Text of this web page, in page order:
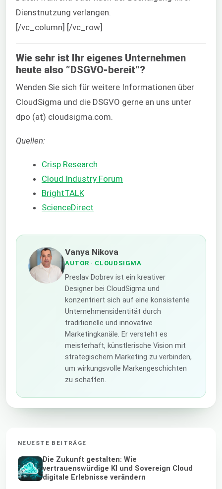
Dienstnutzung verlangen.
[/vc_column] [/vc_row]
Wie sehr ist Ihr eigenes Unternehmen
heute also “DSGVO-bereit”?
Wenden Sie sich für weitere Informationen über
CloudSigma und die DSGVO gerne an uns unter
dpo (at) cloudsigma.com.
Quellen:
Crisp Research
Cloud Industry Forum
BrightTALK
ScienceDirect
Vanya Nikova
AUTOR · CLOUDSIGMA
Preslav Dobrev ist ein kreativer
Designer bei CloudSigma und
konzentriert sich auf eine konsistente
Unternehmensidentität durch
traditionelle und innovative
Marketingkanäle. Er versteht es
meisterhaft, künstlerische Vision mit
strategischem Marketing zu verbinden,
um wirkungsvolle Markengeschichten
zu schaffen.
NEUESTE BEITRÄGE
Die Zukunft gestalten: Wie
vertrauenswürdige KI und Sovereign Cloud
digitale Erlebnisse verändern